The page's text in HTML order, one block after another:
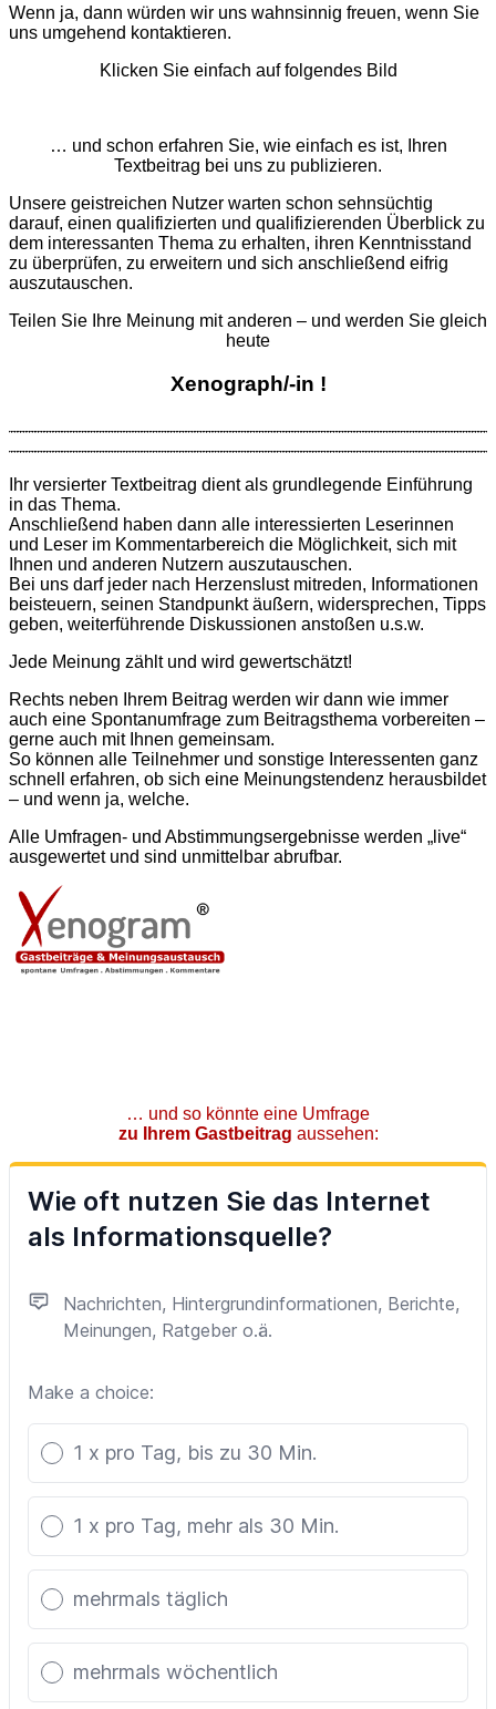
Wenn ja, dann würden wir uns wahnsinnig freuen, wenn Sie
uns umgehend kontaktieren.
Klicken Sie einfach auf folgendes Bild
… und schon erfahren Sie, wie einfach es ist, Ihren
Textbeitrag bei uns zu publizieren.
Unsere geistreichen Nutzer warten schon sehnsüchtig
darauf, einen qualifizierten und qualifizierenden Überblick zu
dem interessanten Thema zu erhalten, ihren Kenntnisstand
zu überprüfen, zu erweitern und sich anschließend eifrig
auszutauschen.
Teilen Sie Ihre Meinung mit anderen – und werden Sie gleich
heute
Xenograph/-in !
Ihr versierter Textbeitrag dient als grund­legende Ein­führung
in das Thema.
Anschließend haben dann alle interessierten Leserinnen
und Leser im Kommentarbereich die Möglichkeit, sich mit
Ihnen und anderen Nutzern aus­zu­tauschen.
Bei uns darf jeder nach Herzenslust mitreden, Informationen
beisteuern, seinen Standpunkt äußern, widersprechen, Tipps
geben, weiter­führende Diskussionen anstoßen u.s.w.
Jede Meinung zählt und wird gewertschätzt!
Rechts neben Ihrem Beitrag werden wir dann wie immer
auch eine Spontan­umfrage zum Beitragsthema vorbereiten –
gerne auch mit Ihnen gemeinsam.
So können alle Teilnehmer und sonstige Interessenten ganz
schnell erfahren, ob sich eine Meinungstendenz herausbildet
– und wenn ja, welche.
Alle Umfragen- und Abstimmungs­ergebnisse werden „live“
ausgewertet und sind unmittelbar abrufbar.
… und so könnte eine Umfrage
zu Ihrem Gastbeitrag aussehen: